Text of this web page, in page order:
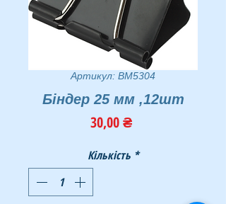
Артикул: BM5304
Бiндер 25 мм ,12шт
30,00 ₴Ціна
Кількість *